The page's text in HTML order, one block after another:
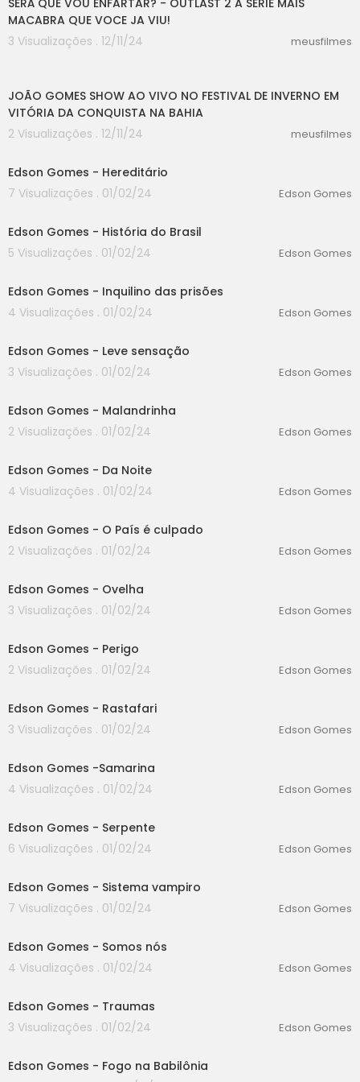
eiro.
Acompanhe o canal e embarque nessa jornad
e, curta e siga Edson Gomes em suas redes so
ciais para se manter atualizado sobre os próxi
mos lançamentos e novidades desse grande a
stro do reggae.
Edson Gomes - Sinta a vibração positiva, venha
com a gente nessa viagem musical!
SERÁ QUE VOU ENFARTAR? - OUTLAST 2 A SÉRIE MAIS
MACABRA QUE VOCE JA VIU!
3 Visualizações . 12/11/24
meusfilmes
JOÃO GOMES SHOW AO VIVO NO FESTIVAL DE INVERNO EM
VITÓRIA DA CONQUISTA NA BAHIA
2 Visualizações . 12/11/24
meusfilmes
Edson Gomes - Hereditário
7 Visualizações . 01/02/24
Edson Gomes
Edson Gomes - História do Brasil
5 Visualizações . 01/02/24
Edson Gomes
Edson Gomes - Inquilino das prisões
4 Visualizações . 01/02/24
Edson Gomes
Edson Gomes - Leve sensação
3 Visualizações . 01/02/24
Edson Gomes
Edson Gomes - Malandrinha
2 Visualizações . 01/02/24
Edson Gomes
Edson Gomes - Da Noite
4 Visualizações . 01/02/24
Edson Gomes
Edson Gomes - O País é culpado
2 Visualizações . 01/02/24
Edson Gomes
Edson Gomes - Ovelha
3 Visualizações . 01/02/24
Edson Gomes
Edson Gomes - Perigo
2 Visualizações . 01/02/24
Edson Gomes
Edson Gomes - Rastafari
3 Visualizações . 01/02/24
Edson Gomes
Edson Gomes -Samarina
4 Visualizações . 01/02/24
Edson Gomes
Edson Gomes - Serpente
6 Visualizações . 01/02/24
Edson Gomes
Edson Gomes - Sistema vampiro
7 Visualizações . 01/02/24
Edson Gomes
Edson Gomes - Somos nós
4 Visualizações . 01/02/24
Edson Gomes
Edson Gomes - Traumas
3 Visualizações . 01/02/24
Edson Gomes
Edson Gomes - Fogo na Babilônia